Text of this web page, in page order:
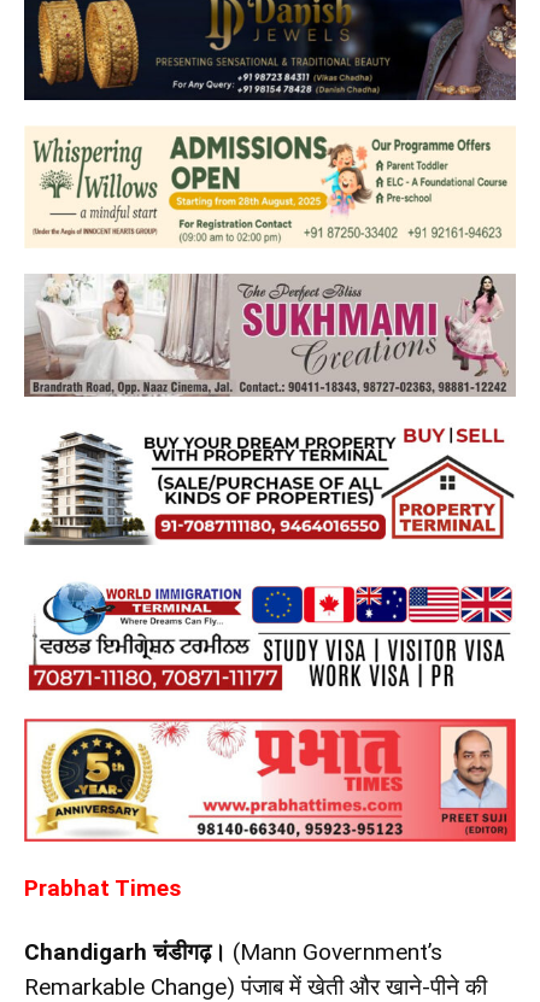
Prabhat Times
Chandigarh चंडीगढ़। (Mann Government’s
Remarkable Change) पंजाब में खेती और खाने-पीने की